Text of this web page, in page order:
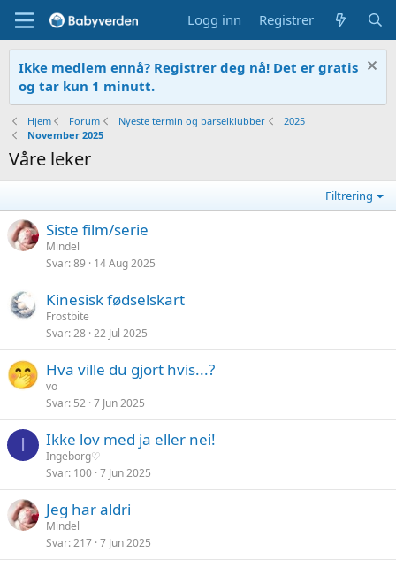
Logg inn Registrer
Ikke medlem ennå? Registrer deg nå! Det er gratis
og tar kun 1 minutt.
Hjem Forum Nyeste termin og barselklubber
2025
November 2025
Våre leker
Filtrering
Siste film/serie
Mindel
Svar 89 14 Aug 2025
Kinesisk fødselskart
Frostbite
Svar 28 22 Jul 2025
Hva ville du gjort hvis...?
vo
Svar 52 7 Jun 2025
I Ikke lov med ja eller nei!
Ingeborg♡
Svar 100 7 Jun 2025
Jeg har aldri
Mindel
Svar 217 7 Jun 2025